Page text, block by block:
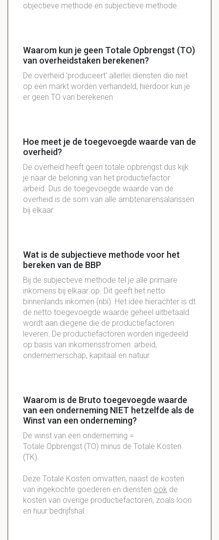
objectieve methode en subjectieve methode.
Waarom kun je geen Totale Opbrengst (TO)
van overheidstaken berekenen?
De overheid 'produceert' allerlei diensten die niet
op een markt worden verhandeld, hierdoor kun je
er geen TO van berekenen
Hoe meet je de toegevoegde waarde van de
overheid?
De overheid heeft geen totale opbrengst dus kijk
je naar de beloning van het productiefactor
arbeid. Dus de toegevoegde waarde van de
overheid is de som van alle ambtenarensalarissen
bij elkaar.
Wat is de subjectieve methode voor het
bereken van de BBP
Bij de subjectieve methode tel je alle primaire
inkomens bij elkaar op. Dit geeft het netto
binnenlands inkomen (nbi). Het idee hierachter is dt
de netto toegevoegde waarde geheel uitbetaald
wordt aan diegene die de productiefactoren
leveren. De productiefactoren worden ingedeeld
op basis van inkomensstromen: arbeid,
ondernemerschap, kapitaal en natuur.
Waarom is de Bruto toegevoegde waarde
van een onderneming NIET hetzelfde als de
Winst van een onderneming?
De winst van een onderneming =
Totale Opbrengst (TO) minus de Totale Kosten
(TK).
Deze Totale Kosten omvatten, naast de kosten
van ingekochte goederen en diensten ook de
kosten van overige productiefactoren, zoals loon
en huur bedrijfshal